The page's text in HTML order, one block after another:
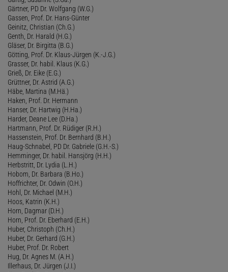
Gärtner, PD Dr. Wolfgang (W.G.)
Gassen, Prof. Dr. Hans-Günter
Geinitz, Christian (Ch.G.)
Genth, Dr. Harald (H.G.)
Gläser, Dr. Birgitta (B.G.)
Götting, Prof. Dr. Klaus-Jürgen (K.-J.G.)
Grasser, Dr. habil. Klaus (K.G.)
Grieß, Dr. Eike (E.G.)
Grüttner, Dr. Astrid (A.G.)
Häbe, Martina (M.Hä.)
Haken, Prof. Dr. Hermann
Hanser, Dr. Hartwig (H.Ha.)
Harder, Deane Lee (D.Ha.)
Hartmann, Prof. Dr. Rüdiger (R.H.)
Hassenstein, Prof. Dr. Bernhard (B.H.)
Haug-Schnabel, PD Dr. Gabriele (G.H.-S.)
Hemminger, Dr. habil. Hansjörg (H.H.)
Herbstritt, Dr. Lydia (L.H.)
Hobom, Dr. Barbara (B.Ho.)
Hoffrichter, Dr. Odwin (O.H.)
Hohl, Dr. Michael (M.H.)
Hoos, Katrin (K.H.)
Horn, Dagmar (D.H.)
Horn, Prof. Dr. Eberhard (E.H.)
Huber, Christoph (Ch.H.)
Huber, Dr. Gerhard (G.H.)
Huber, Prof. Dr. Robert
Hug, Dr. Agnes M. (A.H.)
Illerhaus, Dr. Jürgen (J.I.)